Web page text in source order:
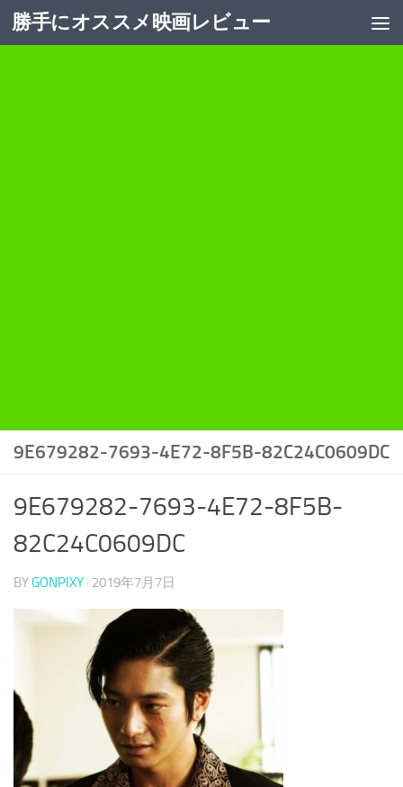
コンテンツへスキップ
勝手にオススメ映画レビュー
9E679282-7693-4E72-8F5B-82C24C0609DC
9E679282-7693-4E72-8F5B-
82C24C0609DC
BYGONPIXY · 2019年7月7日